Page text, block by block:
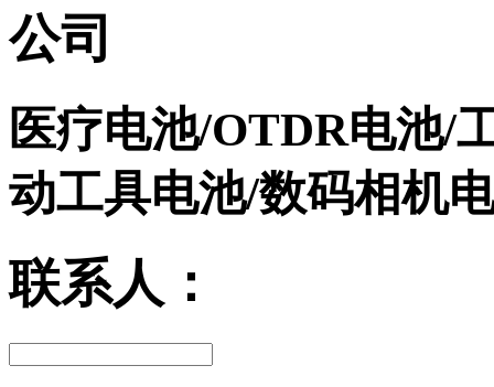
公司
医疗电池/OTDR电池/
动工具电池/数码相机
联系人：